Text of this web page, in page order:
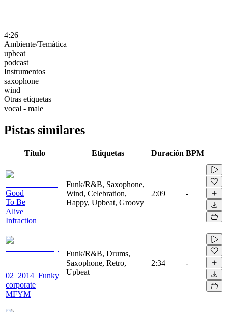
4:26
Ambiente/Temática
upbeat
podcast
Instrumentos
saxophone
wind
Otras etiquetas
vocal - male
Pistas similares
Título Etiquetas Duración BPM
Good
To Be
Alive
Infraction
Funk/R&B, Saxophone,
Wind, Celebration,
Happy, Upbeat, Groovy
2:09 -
02_2014_Funky
corporate
MFYM
Funk/R&B, Drums,
Saxophone, Retro,
Upbeat
2:34 -